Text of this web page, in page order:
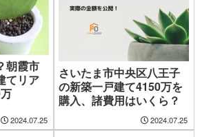
朝霞市
てリア
2024.07.25
さいたま市中央区八王子
の新築一戸建て4150万を
購入、諸費用はいくら？
2024.07.25